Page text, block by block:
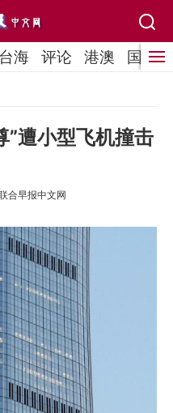
台海 评论 港澳 国际
”遭小型飞机撞击
合早报中文网